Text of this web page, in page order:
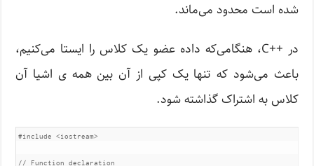
شده است محدود می‌ماند.
در ++C، هنگامی‌که داده عضو یک کلاس را ایستا می‌کنیم،
باعث می‌شود که تنها یک کپی از آن بین همه ی اشیا آن
کلاس به اشتراک گذاشته شود.
#include <iostream>
// Function declaration